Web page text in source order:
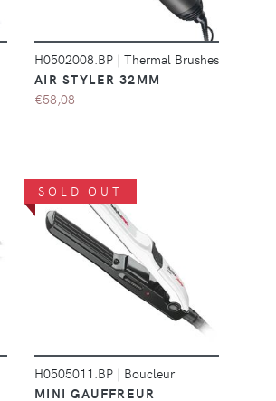
H0502008.BP | Thermal Brushes
AIR STYLER 32MM
€58,08
SOLD OUT
DÉTAILS
H0505011.BP | Boucleur
MINI GAUFFREUR